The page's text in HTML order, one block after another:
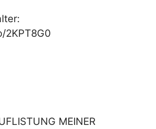
2KPT8G0
MEINER